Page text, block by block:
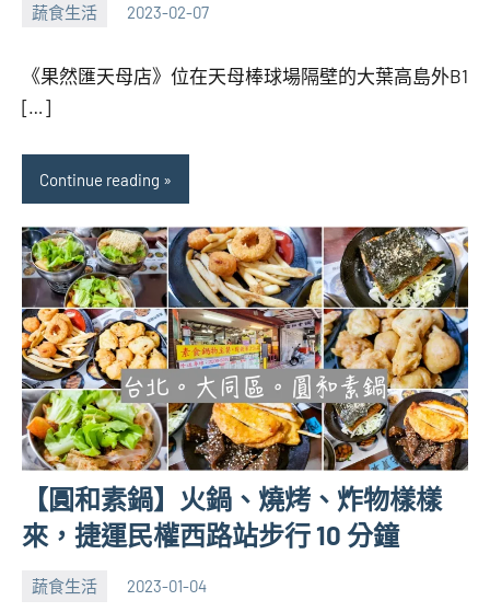
蔬食生活 2023-02-07
張
芋
No
《果然匯天母店》位在天母棒球場隔壁的大葉高島外B1
[…]
Continue reading
【圓和素鍋】火鍋、燒烤、炸物樣樣
來，捷運民權西路站步行 10 分鐘
蔬食生活 2023-01-04
張
No